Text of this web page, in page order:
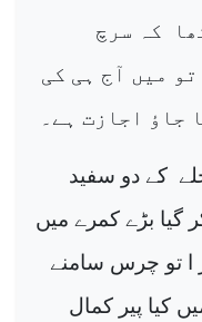
کہ سرچ
میں آج ہی کی
جاؤ اجازت ہے۔
کے دو سفید
گیا بڑے کمرے میں
ا تو چرس سامنے
کیا پیر کمال